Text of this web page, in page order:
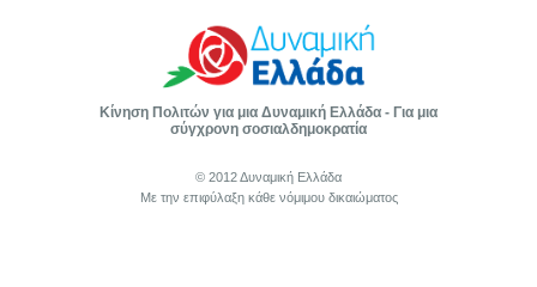
Κίνηση Πολιτών για μια Δυναμική Ελλάδα - Για μια
σύγχρονη σοσιαλδημοκρατία
© 2012 Δυναμική Ελλάδα
Με την επιφύλαξη κάθε νόμιμου δικαιώματος